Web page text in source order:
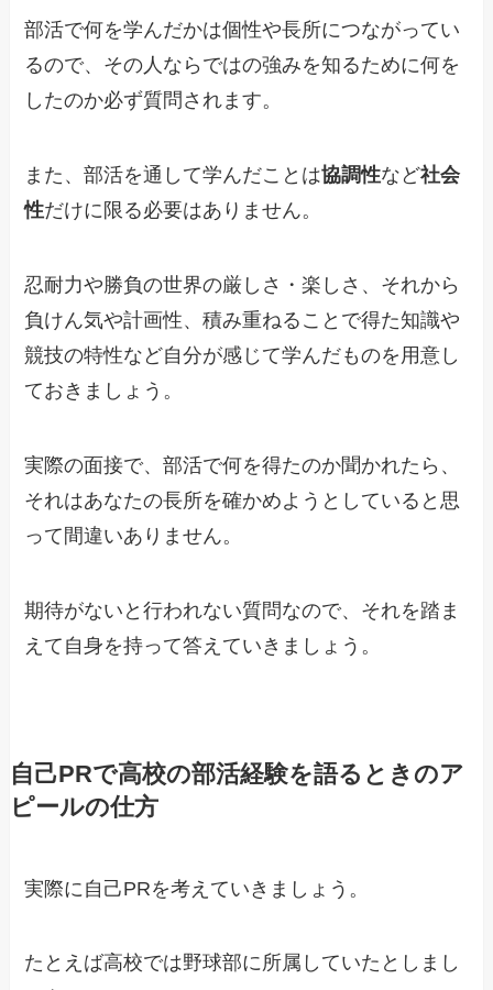
部活で何を学んだかは個性や長所につながってい
るので、その人ならではの強みを知るために何を
したのか必ず質問されます。
また、部活を通して学んだことは協調性など社会
性だけに限る必要はありません。
忍耐力や勝負の世界の厳しさ・楽しさ、それから
負けん気や計画性、積み重ねることで得た知識や
競技の特性など自分が感じて学んだものを用意し
ておきましょう。
実際の面接で、部活で何を得たのか聞かれたら、
それはあなたの長所を確かめようとしていると思
って間違いありません。
期待がないと行われない質問なので、それを踏ま
えて自身を持って答えていきましょう。
自己PRで高校の部活経験を語るときのア
ピールの仕方
実際に自己PRを考えていきましょう。
たとえば高校では野球部に所属していたとしまし